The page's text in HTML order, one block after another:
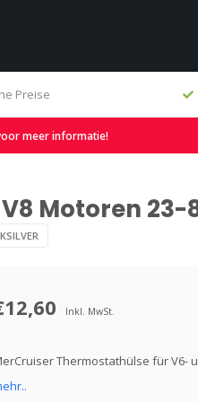
Preise
meer informatie!
Motoren 23-
Inkl. MwSt.
Thermostathülse für V6-